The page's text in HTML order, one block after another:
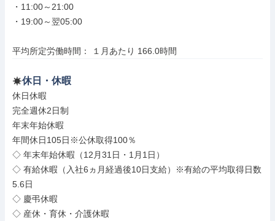
・11:00～21:00
・19:00～翌05:00
平均所定労働時間： １月あたり 166.0時間
休日・休暇
休日休暇
完全週休2日制
年末年始休暇
年間休日105日※公休取得100％
◇ 年末年始休暇（12月31日・1月1日）
◇ 有給休暇（入社6ヵ月経過後10日支給）※有給の平均取得日数
5.6日
◇ 慶弔休暇
◇ 産休・育休・介護休暇